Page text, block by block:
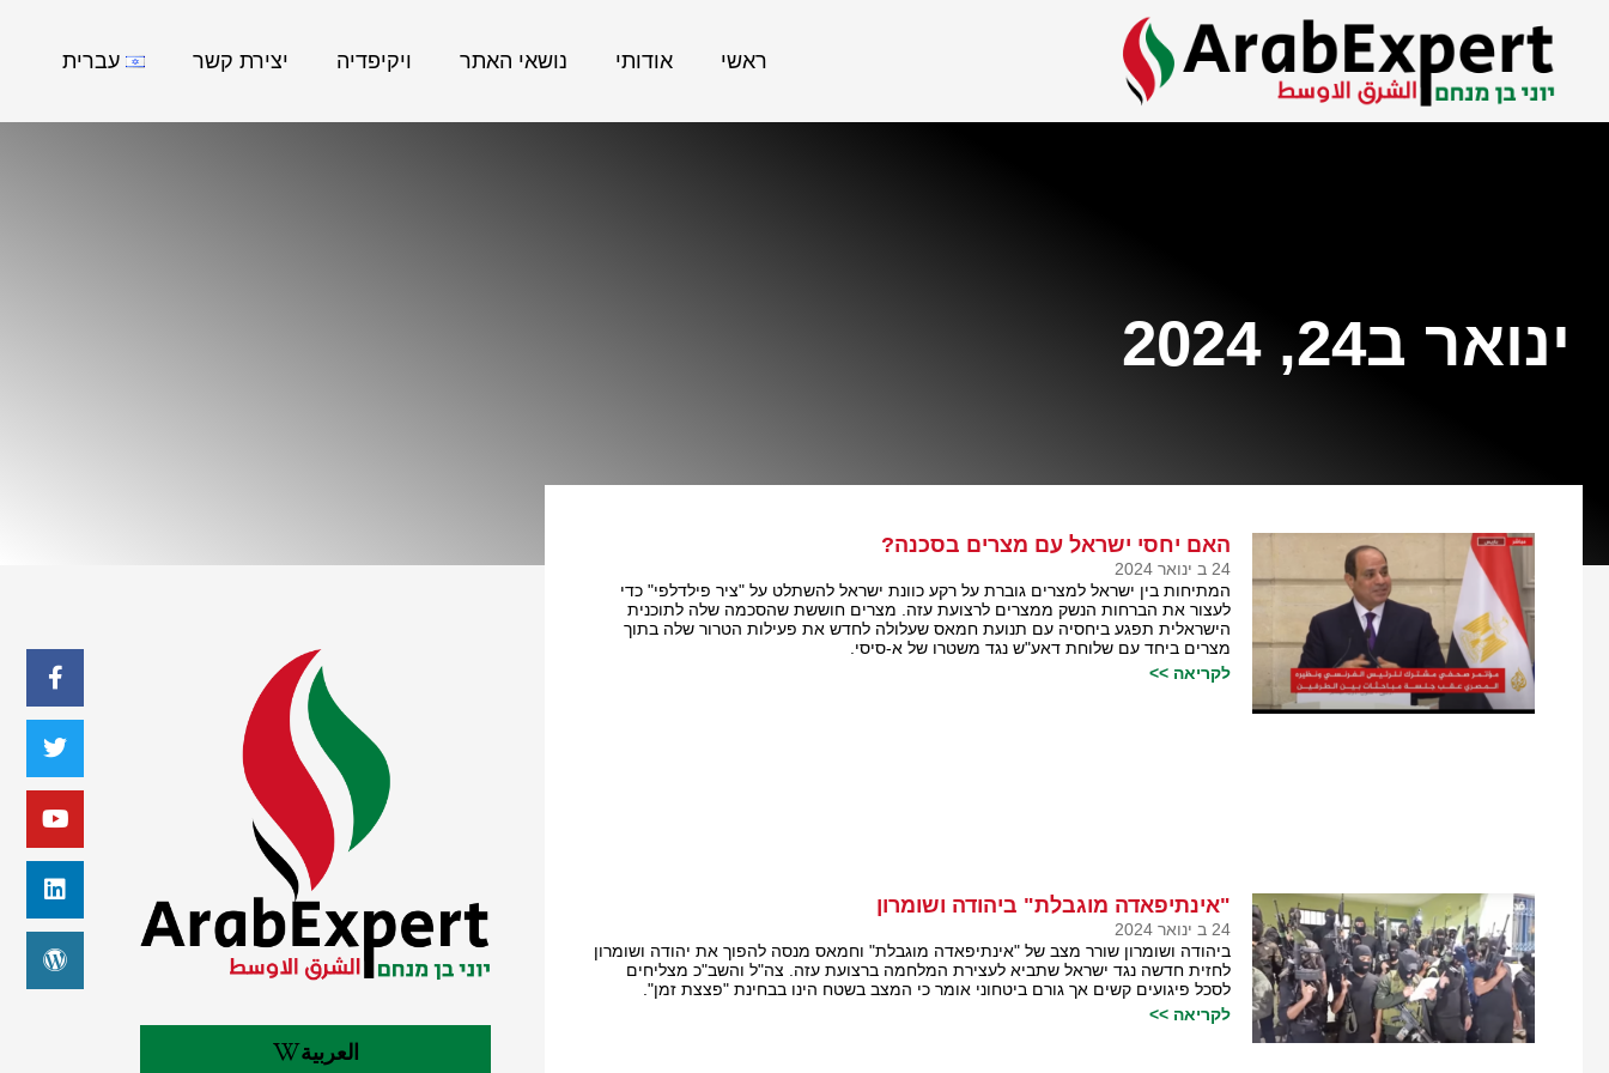
ראשי אודותי נושאי האתר ויקיפדיה יצירת קשר עברית
ינואר ב24, 2024
האם יחסי ישראל עם מצרים בסכנה?
24 ב ינואר 2024
המתיחות בין ישראל למצרים גוברת על רקע כוונת ישראל להשתלט על "ציר פילדלפי" כדי
לעצור את הברחות הנשק ממצרים לרצועת עזה. מצרים חוששת שהסכמה שלה לתוכנית
הישראלית תפגע ביחסיה עם תנועת חמאס שעלולה לחדש את פעילות הטרור שלה בתוך
מצרים ביחד עם שלוחת דאע"ש נגד משטרו של א-סיסי.
לקריאה >>
"אינתיפאדה מוגבלת" ביהודה ושומרון
24 ב ינואר 2024
ביהודה ושומרון שורר מצב של "אינתיפאדה מוגבלת" וחמאס מנסה להפוך את יהודה ושומרון
לחזית חדשה נגד ישראל שתביא לעצירת המלחמה ברצועת עזה. צה"ל והשב"כ מצליחים
לסכל פיגועים קשים אך גורם ביטחוני אומר כי המצב בשטח הינו בבחינת "פצצת זמן".
לקריאה >>
العربية